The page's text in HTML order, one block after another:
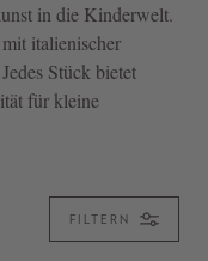
in die Kinderwelt.
italienischer
Stück bietet
für kleine
FILTERN